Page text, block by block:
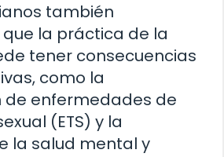
también
la práctica de la
tener consecuencias
como la
enfermedades de
(ETS) y la
la salud mental y